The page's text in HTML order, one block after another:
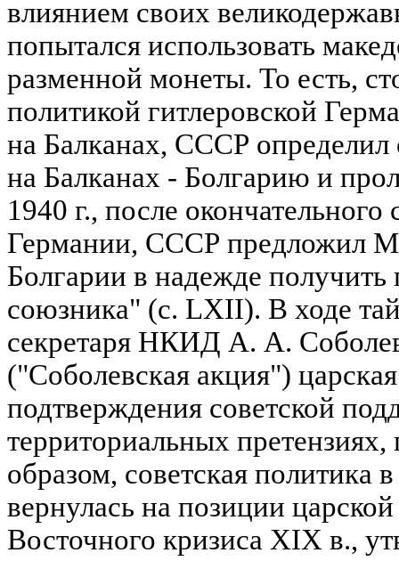
влиянием своих
попытался использовать
разменной монеты. То есть,
политикой гитлеровской
на Балканах, СССР
на Балканах - Болгарию и
1940 г., после
Германии, СССР предложил
Болгарии в надежде
союзника" (с. LXII). В ходе
секретаря НКИД А. А.
("Соболевская акция")
подтверждения советской
территориальных
образом, советская
вернулась на позиции
Восточного кризиса XIX в.,